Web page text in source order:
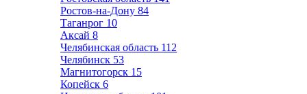
Ростов-на-Дону 84
Таганрог 10
Аксай 8
Челябинская область 112
Челябинск 53
Магнитогорск 15
Копейск 6